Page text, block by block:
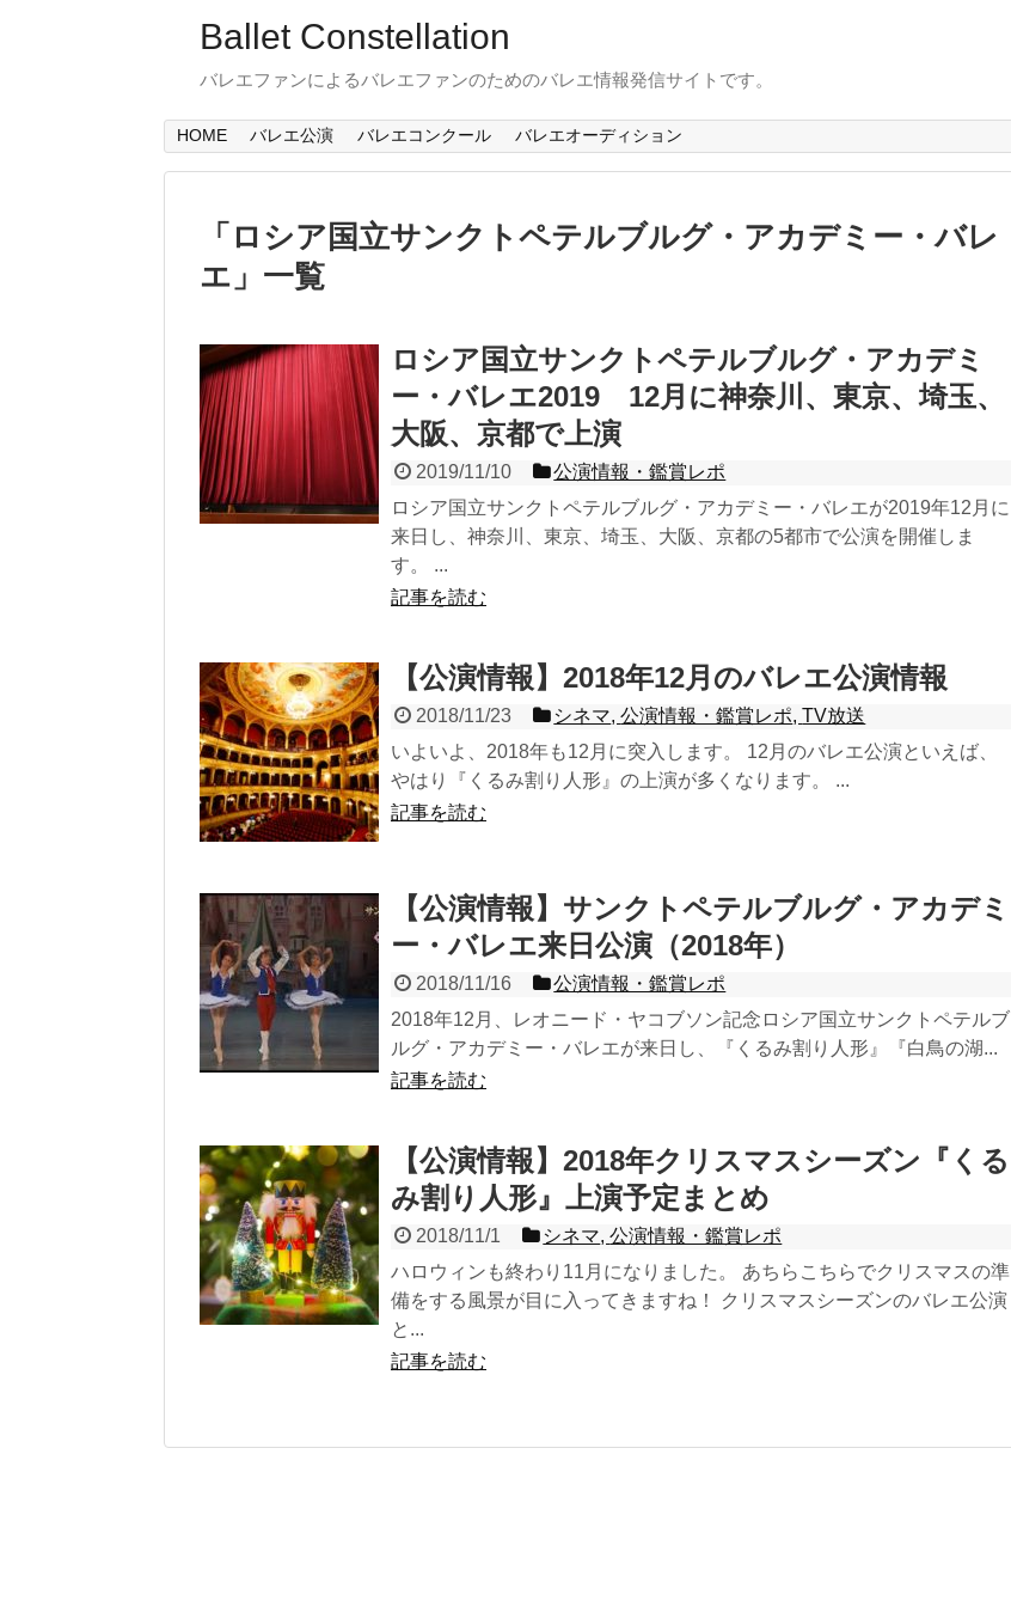
Ballet Constellation
バレエファンによるバレエファンのためのバレエ情報発信サイトです。
HOME バレエ公演 バレエコンクール バレエオーディション
「 ロシア国立サンクトペテルブルグ・アカデミー・バレ
エ 」 一覧
ロシア国立サンクトペテルブルグ・アカデミ
ー・バレエ2019 12月に神奈川、東京、埼玉、
大阪、京都で上演
2019/11/10
公演情報・鑑賞レポ
ロシア国立サンクトペテルブルグ・アカデミー・バレエが2019年12月に
来日し、神奈川、東京、埼玉、大阪、京都の5都市で公演を開催しま
す。 ...
記事を読む
【公演情報】2018年12月のバレエ公演情報
2018/11/23 シネマ,公演情報・鑑賞レポ,TV放送
いよいよ、2018年も12月に突入します。 12月のバレエ公演といえば、
やはり『くるみ割り人形』の上演が多くなります。 ...
記事を読む
【公演情報】サンクトペテルブルグ・アカデミ
ー・バレエ来日公演（2018年）
2018/11/16
公演情報・鑑賞レポ
2018年12月、レオニード・ヤコブソン記念ロシア国立サンクトペテルブ
ルグ・アカデミー・バレエが来日し、『くるみ割り人形』『白鳥の湖...
記事を読む
【公演情報】2018年クリスマスシーズン『くる
み割り人形』上演予定まとめ
2018/11/1 シネマ,公演情報・鑑賞レポ
ハロウィンも終わり11月になりました。 あちらこちらでクリスマスの準
備をする風景が目に入ってきますね！ クリスマスシーズンのバレエ公演
と...
記事を読む